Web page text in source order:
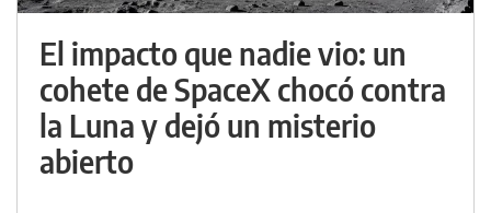
El impacto que nadie vio: un
cohete de SpaceX chocó contra
la Luna y dejó un misterio
abierto